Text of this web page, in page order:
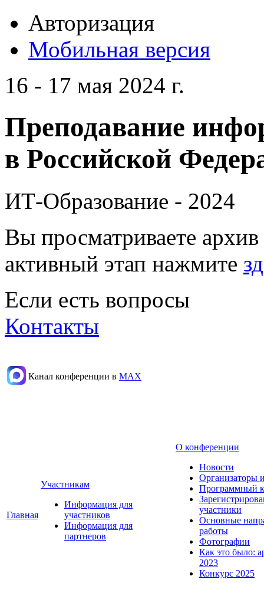
Авторизация
Мобильная версия
16 - 17 мая 2024 г.
Преподавание
в Российской
ИТ-Образование - 2024
Вы просматриваете
активный этап нажмите
Если есть вопросы
Контакты
Канал конференции в МАХ
Главная
Участникам
Информация для
участников
Информация для
партнеров
О конференции
Новости
Организаторы
Программный
участники
Основные
работы
Фотографии
Как это было:
2023
Конкурс 2025